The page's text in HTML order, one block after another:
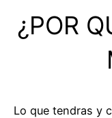
¿POR
Lo que tendras y